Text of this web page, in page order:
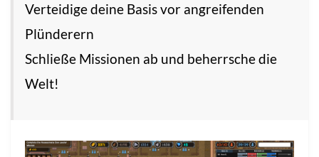
Verteidige deine Basis vor angreifenden
Plünderern
Schließe Missionen ab und beherrsche die
Welt!